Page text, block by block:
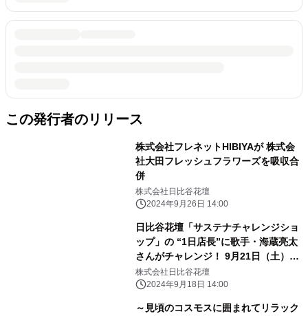
この発行者のリリース
株式会社フレネットHIBIYAが 株式会
社大田フレッシュフラワーズを吸収合
併
株式会社日比谷花壇
2024年9月26日 14:00
日比谷花壇「サステナチャレンジショ
ップ」の “1日店長”に歌手・海蔵亮太
さんがチャレンジ！ 9月21日（土）
Hibiya-Kadan Style 渋谷ヒカリエ
ShinQs店内
株式会社日比谷花壇
2024年9月18日 14:00
～見頃のコスモスに囲まれてリラック